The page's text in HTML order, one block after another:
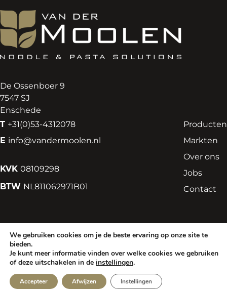
De Ossenboer 9
7547 SJ
Enschede
T +31(0)53-4312078
E info@vandermoolen.nl
KVK 08109298
BTW NL811062971B01
Producten
Markten
Over ons
Jobs
Contact
Algemene voorwaardenPrivacy VerklaringCookies
© 2026 Van der Moolen Noodle & Pasta Solutions bv|
We gebruiken cookies om je de beste ervaring op onze site te
bieden.
Je kunt meer informatie vinden over welke cookies we gebruiken
of deze uitschakelen in de instellingen.
Accepteer Afwijzen Instellingen